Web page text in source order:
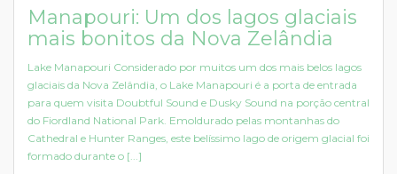
Manapouri: Um dos lagos glaciais
mais bonitos da Nova Zelândia
Lake Manapouri Considerado por muitos um dos mais belos lagos
glaciais da Nova Zelândia, o Lake Manapouri é a porta de entrada
para quem visita Doubtful Sound e Dusky Sound na porção central
do Fiordland National Park. Emoldurado pelas montanhas do
Cathedral e Hunter Ranges, este belíssimo lago de origem glacial foi
formado durante o [...]